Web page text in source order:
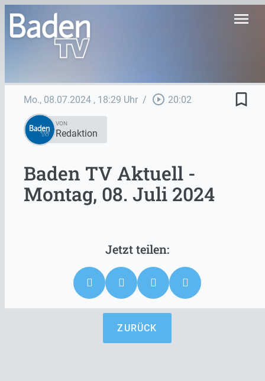
menu
Mo., 08.07.2024 , 18:29 Uhr / play_circle_outline 20:02 bookmark_border
VON
Redaktion
Baden TV Aktuell -
Montag, 08. Juli 2024
ZURÜCK